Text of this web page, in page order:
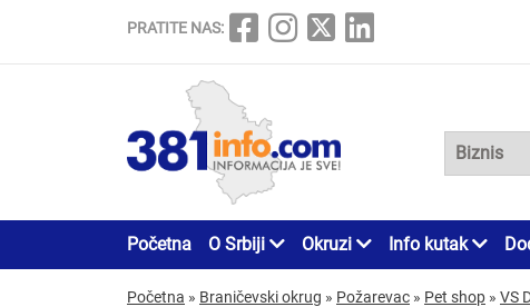
PRATITE NAS:
Početna O Srbiji Okruzi Info kutak
Početna » Braničevski okrug » Požarevac » Pet shop » VS